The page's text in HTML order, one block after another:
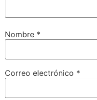
Nombre *
Correo electrónico *